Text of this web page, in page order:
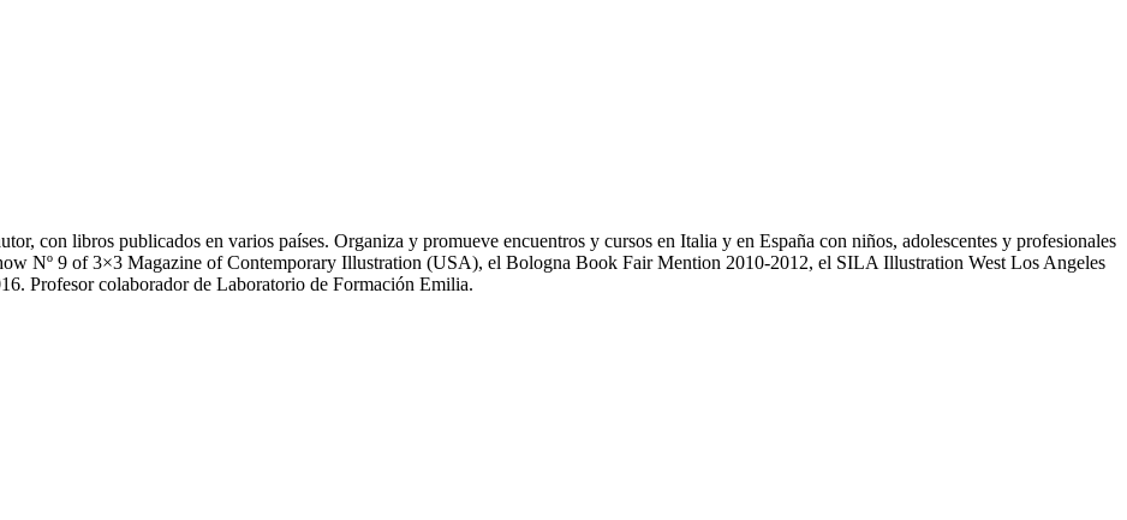
con libros publicados en varios países. Organiza y promueve encuentros y cursos en Italia y en España con niños, adolescentes y profesionales
Nº 9 of 3×3 Magazine of Contemporary Illustration (USA), el Bologna Book Fair Mention 2010-2012, el SILA Illustration West Los Angeles
Profesor colaborador de Laboratorio de Formación Emilia.